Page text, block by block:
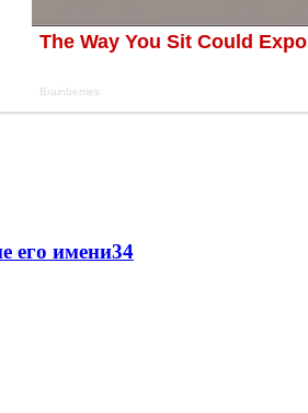
его имени34